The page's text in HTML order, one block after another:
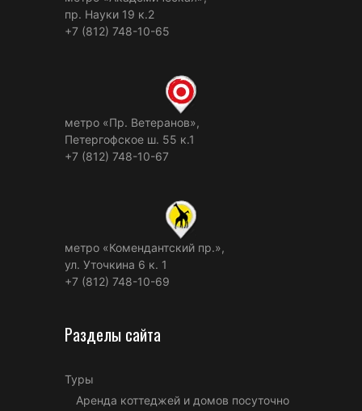
пр. Науки 19 к.2
+7 (812) 748-10-65
метро «Пр. Ветеранов»,
Петергофское ш. 55 к.1
+7 (812) 748-10-67
метро «Комендантский пр.»,
ул. Уточкина 6 к. 1
+7 (812) 748-10-69
Разделы сайта
Туры
Аренда коттеджей и домов посуточно